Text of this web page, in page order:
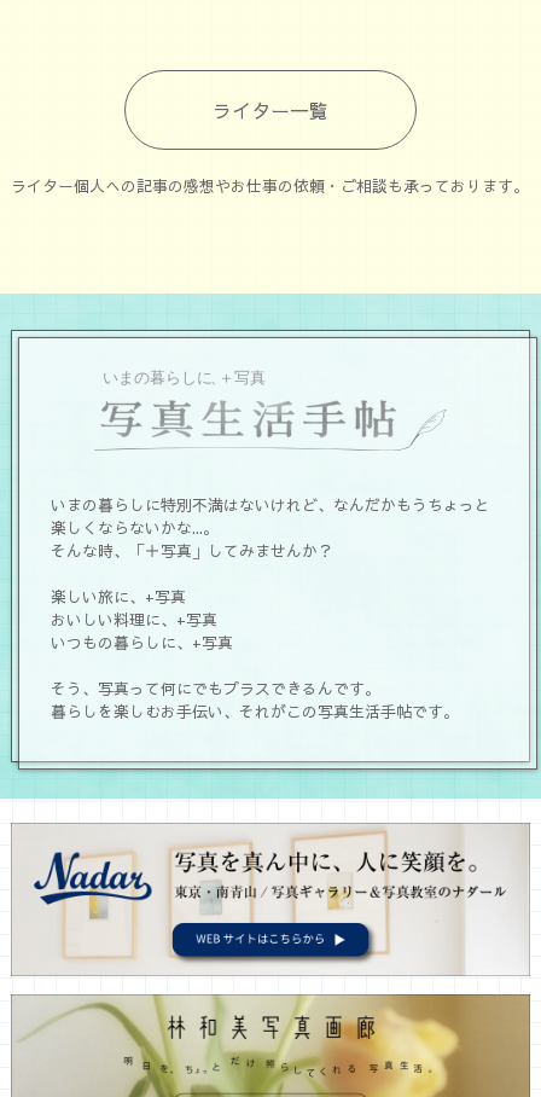
ライター一覧
ライター個人への記事の感想やお仕事の依頼・ご相談も承っております。
いまの暮らしに特別不満はないけれど、なんだかもうちょっと
楽しくならないかな...。
そんな時、「＋写真」してみませんか？
楽しい旅に、+写真
おいしい料理に、+写真
いつもの暮らしに、+写真
そう、写真って何にでもプラスできるんです。
暮らしを楽しむお手伝い、それがこの写真生活手帖です。